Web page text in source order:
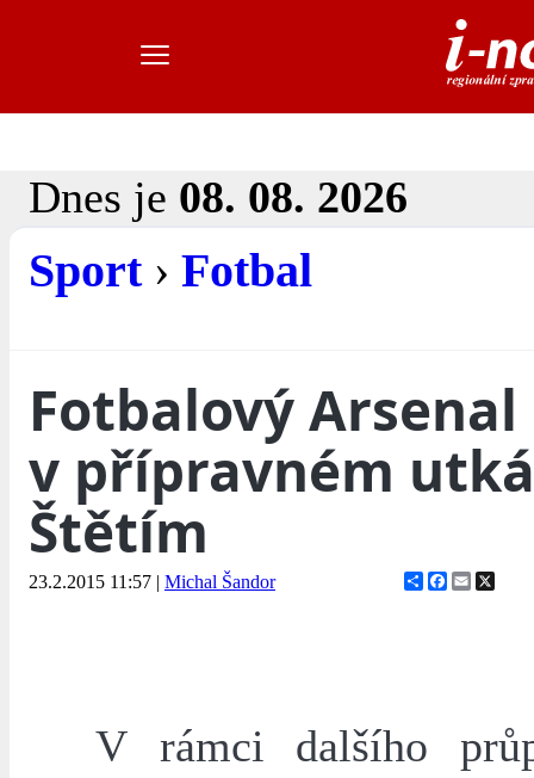
Dnes je 08. 08. 2026
Sport› Fotbal
Fotbalový
v přípravném
Štětím
23.2.2015 11:57 | Michal Šandor ShareFacebook
Email
V rámci dalšího